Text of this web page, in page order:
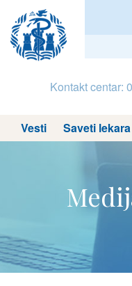
Kontakt centar:
Vesti Saveti lekara